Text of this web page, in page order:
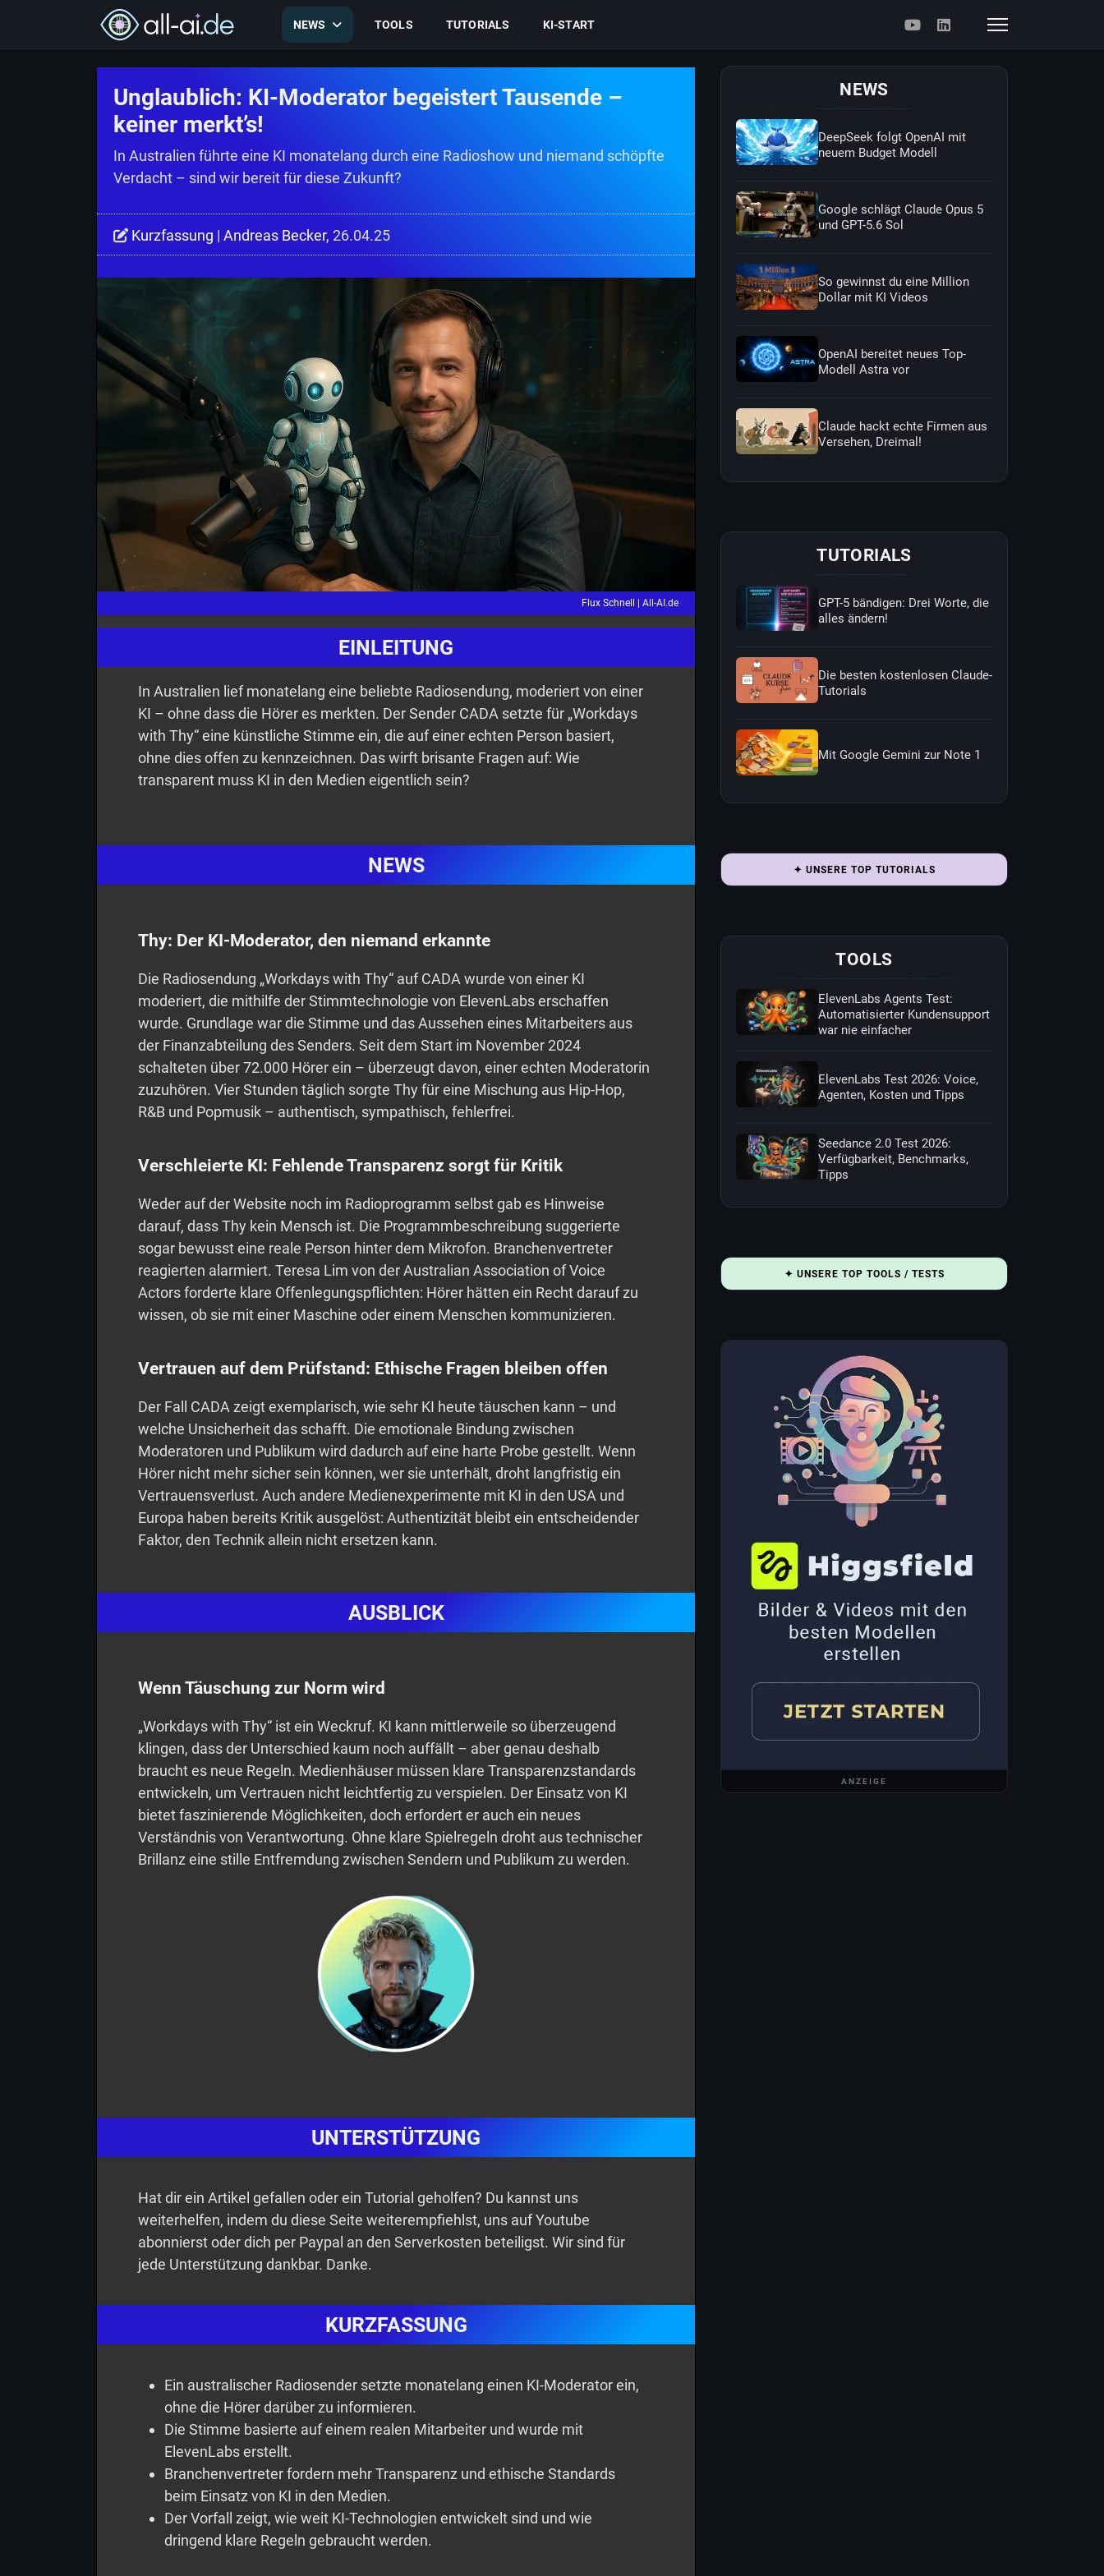
NEWS TOOLS TUTORIALS KI-START
Unglaublich: KI-Moderator begeistert Tausende –
keiner merkt’s!
In Australien führte eine KI monatelang durch eine Radioshow und niemand schöpfte
Verdacht – sind wir bereit für diese Zukunft?
Kurzfassung | Andreas Becker, 26.04.25
Flux Schnell | All-AI.de
EINLEITUNG
In Australien lief monatelang eine beliebte Radiosendung, moderiert von einer
KI – ohne dass die Hörer es merkten. Der Sender CADA setzte für „Workdays
with Thy“ eine künstliche Stimme ein, die auf einer echten Person basiert,
ohne dies offen zu kennzeichnen. Das wirft brisante Fragen auf: Wie
transparent muss KI in den Medien eigentlich sein?
NEWS
Thy: Der KI-Moderator, den niemand erkannte
Die Radiosendung „Workdays with Thy“ auf CADA wurde von einer KI
moderiert, die mithilfe der Stimmtechnologie von ElevenLabs erschaffen
wurde. Grundlage war die Stimme und das Aussehen eines Mitarbeiters aus
der Finanzabteilung des Senders. Seit dem Start im November 2024
schalteten über 72.000 Hörer ein – überzeugt davon, einer echten Moderatorin
zuzuhören. Vier Stunden täglich sorgte Thy für eine Mischung aus Hip-Hop,
R&B und Popmusik – authentisch, sympathisch, fehlerfrei.
Verschleierte KI: Fehlende Transparenz sorgt für Kritik
Weder auf der Website noch im Radioprogramm selbst gab es Hinweise
darauf, dass Thy kein Mensch ist. Die Programmbeschreibung suggerierte
sogar bewusst eine reale Person hinter dem Mikrofon. Branchenvertreter
reagierten alarmiert. Teresa Lim von der Australian Association of Voice
Actors forderte klare Offenlegungspflichten: Hörer hätten ein Recht darauf zu
wissen, ob sie mit einer Maschine oder einem Menschen kommunizieren.
Vertrauen auf dem Prüfstand: Ethische Fragen bleiben offen
Der Fall CADA zeigt exemplarisch, wie sehr KI heute täuschen kann – und
welche Unsicherheit das schafft. Die emotionale Bindung zwischen
Moderatoren und Publikum wird dadurch auf eine harte Probe gestellt. Wenn
Hörer nicht mehr sicher sein können, wer sie unterhält, droht langfristig ein
Vertrauensverlust. Auch andere Medienexperimente mit KI in den USA und
Europa haben bereits Kritik ausgelöst: Authentizität bleibt ein entscheidender
Faktor, den Technik allein nicht ersetzen kann.
AUSBLICK
Wenn Täuschung zur Norm wird
„Workdays with Thy“ ist ein Weckruf. KI kann mittlerweile so überzeugend
klingen, dass der Unterschied kaum noch auffällt – aber genau deshalb
braucht es neue Regeln. Medienhäuser müssen klare Transparenzstandards
entwickeln, um Vertrauen nicht leichtfertig zu verspielen. Der Einsatz von KI
bietet faszinierende Möglichkeiten, doch erfordert er auch ein neues
Verständnis von Verantwortung. Ohne klare Spielregeln droht aus technischer
Brillanz eine stille Entfremdung zwischen Sendern und Publikum zu werden.
UNTERSTÜTZUNG
Hat dir ein Artikel gefallen oder ein Tutorial geholfen? Du kannst uns
weiterhelfen, indem du diese Seite weiterempfiehlst, uns auf Youtube
abonnierst oder dich per Paypal an den Serverkosten beteiligst. Wir sind für
jede Unterstützung dankbar. Danke.
KURZFASSUNG
Ein australischer Radiosender setzte monatelang einen KI-Moderator ein,
ohne die Hörer darüber zu informieren.
Die Stimme basierte auf einem realen Mitarbeiter und wurde mit
ElevenLabs erstellt.
Branchenvertreter fordern mehr Transparenz und ethische Standards
beim Einsatz von KI in den Medien.
Der Vorfall zeigt, wie weit KI-Technologien entwickelt sind und wie
dringend klare Regeln gebraucht werden.
NEWS
DeepSeek folgt OpenAI mit
neuem Budget Modell
Google schlägt Claude Opus 5
und GPT-5.6 Sol
So gewinnst du eine Million
Dollar mit KI Videos
OpenAI bereitet neues Top-
Modell Astra vor
Claude hackt echte Firmen aus
Versehen, Dreimal!
TUTORIALS
GPT-5 bändigen: Drei Worte, die
alles ändern!
Die besten kostenlosen Claude-
Tutorials
Mit Google Gemini zur Note 1
✦ UNSERE TOP TUTORIALS
TOOLS
ElevenLabs Agents Test:
Automatisierter Kundensupport
war nie einfacher
ElevenLabs Test 2026: Voice,
Agenten, Kosten und Tipps
Seedance 2.0 Test 2026:
Verfügbarkeit, Benchmarks,
Tipps
✦ UNSERE TOP TOOLS / TESTS
ANZEIGE